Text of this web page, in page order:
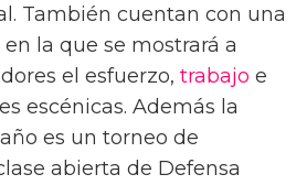
También cuentan con una
la que se mostrará a
el esfuerzo, trabajo e
escénicas. Además la
es un torneo de
abierta de Defensa